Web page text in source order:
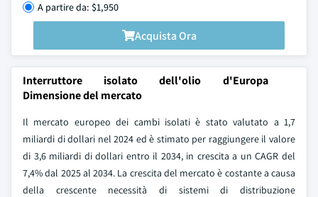
A partire da: $1,950
Acquista Ora
Interruttore isolato dell'olio d'Europa
Dimensione del mercato
Il mercato europeo dei cambi isolati è stato valutato a 1,7
miliardi di dollari nel 2024 ed è stimato per raggiungere il valore
di 3,6 miliardi di dollari entro il 2034, in crescita a un CAGR del
7,4% dal 2025 al 2034. La crescita del mercato è costante a causa
della crescente necessità di sistemi di distribuzione